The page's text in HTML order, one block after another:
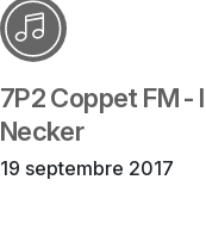
7P2 Coppet FM -
Necker
19 septembre 2017